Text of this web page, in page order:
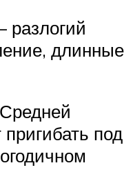
разлогий
длинные
под